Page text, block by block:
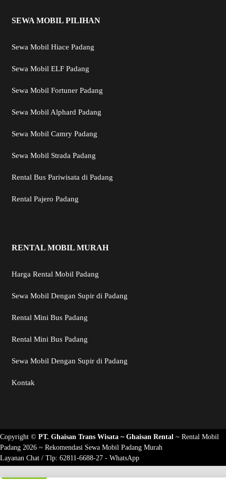
SEWA MOBIL PILIHAN
Sewa Mobil Hiace Padang
Sewa Mobil ELF Padang
Sewa Mobil Fortuner Padang
Sewa Mobil Alphard Padang
Sewa Mobil Camry Padang
Sewa Mobil Strada Padang
Rental Bus Pariwisata di Padang
Rental Pajero Padang
RENTAL MOBIL MURAH
Harga Rental Mobil Padang
Sewa Mobil Dengan Supir di Padang
Rental Mini Bus Padang
Rental Mini Bus Padang
Sewa Mobil Dengan Supir di Padang
Kontak
Copyright © PT. Ghaisan Trans Wisata ~ Ghaisan Rental ~ Rental Mobil
Padang 2026 ~ Rekomendasi Sewa Mobil Padang Murah
Layanan Chat / Tlp: 62811-6688-27 - WhatsApp